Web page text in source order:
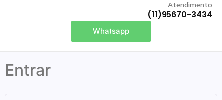
Atendimento
(11)95670-3434
Whatsapp
Entrar